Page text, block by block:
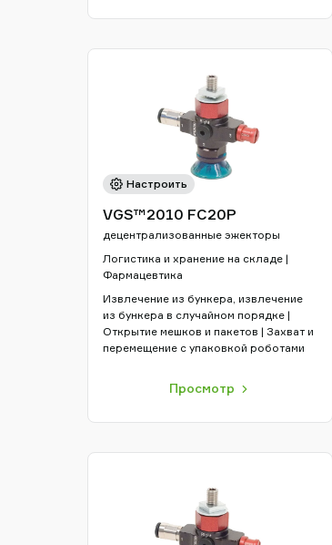
Настроить
VGS™2010 FC20P
децентрализованные эжекторы
Логистика и хранение на складе |
Фармацевтика
Извлечение из бункера, извлечение
из бункера в случайном порядке |
Открытие мешков и пакетов | Захват и
перемещение с упаковкой роботами
Просмотр